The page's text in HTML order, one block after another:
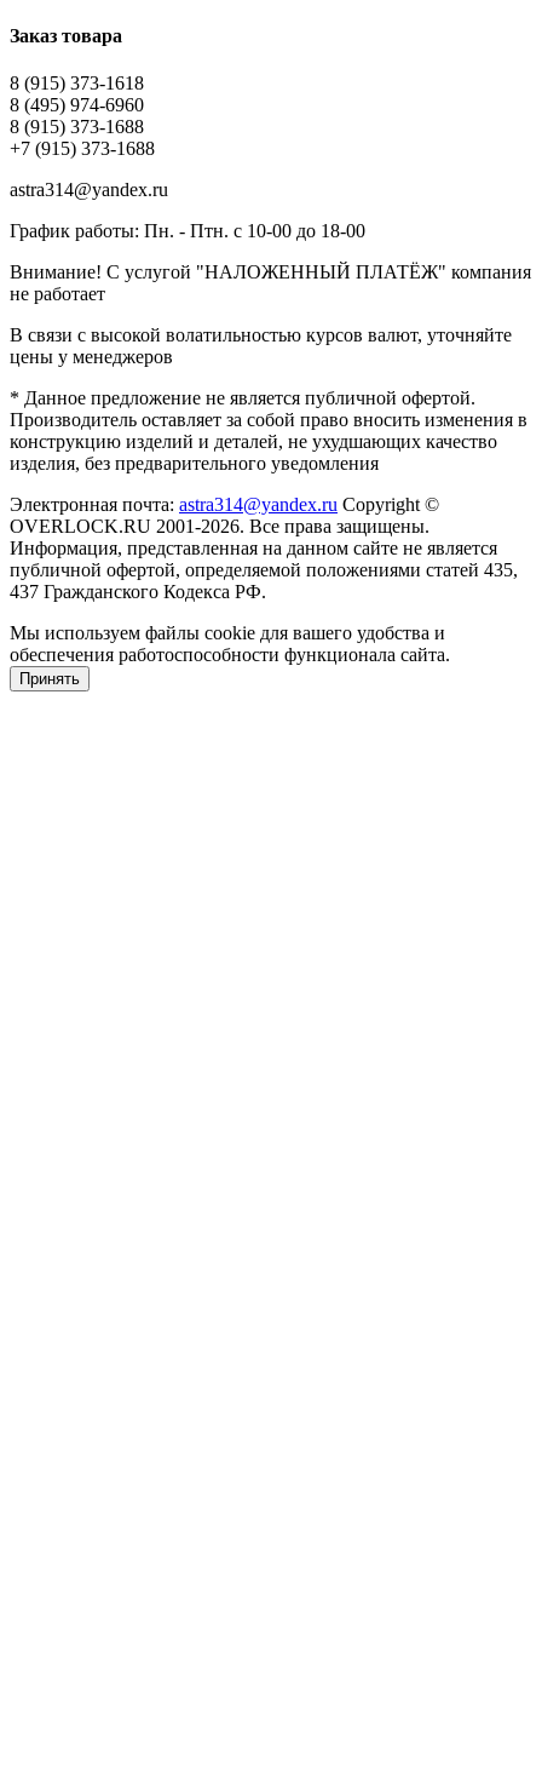
Заказ товара
8 (915) 373-1618
8 (495) 974-6960
8 (915) 373-1688
+7 (915) 373-1688
astra314@yandex.ru
График работы: Пн. - Птн. с 10-00 до 18-00
Внимание! С услугой "НАЛОЖЕННЫЙ ПЛАТЁЖ" компания
не работает
В связи с высокой волатильностью курсов валют, уточняйте
цены у менеджеров
* Данное предложение не является публичной офертой.
Производитель оставляет за собой право вносить изменения в
конструкцию изделий и деталей, не ухудшающих качество
изделия, без предварительного уведомления
Электронная почта: astra314@yandex.ru Copyright ©
OVERLOCK.RU 2001-2026. Все права защищены.
Информация, представленная на данном сайте не является
публичной офертой, определяемой положениями статей 435,
437 Гражданского Кодекса РФ.
Мы используем файлы cookie для вашего удобства и
обеспечения работоспособности функционала сайта.
Принять